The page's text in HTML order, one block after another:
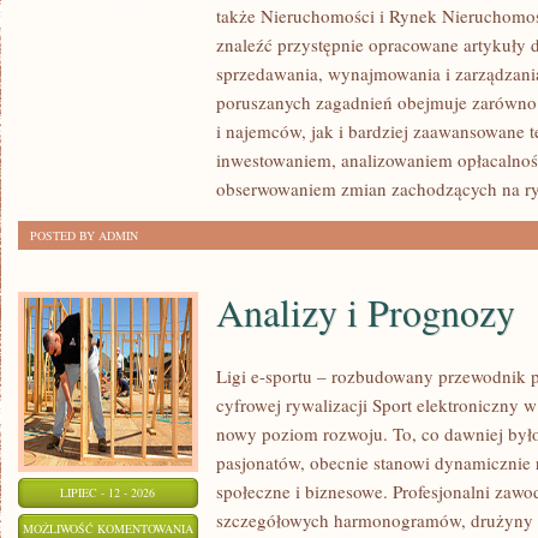
NIERUCHOMOŚCI
także Nieruchomości i Rynek
znaleźć przystępnie opracowane artykuły
sprzedawania, wynajmowania i
poruszanych zagadnień obejmuje
i najemców, jak i bardziej zaawansowane
inwestowaniem, analizowaniem
obserwowaniem zmian zachodzących na
POSTED BY ADMIN
LIPIEC - 12 - 2026
MOŻLIWOŚĆ KOMENTOWANIA ANALIZY
Analizy i Prognozy
Ligi e-sportu – rozbudowany przewodnik
cyfrowej rywalizacji Sport elektroniczny
nowy poziom rozwoju. To, co dawniej
pasjonatów, obecnie stanowi
społeczne i biznesowe. Profesjonalni
szczegółowych harmonogramów,